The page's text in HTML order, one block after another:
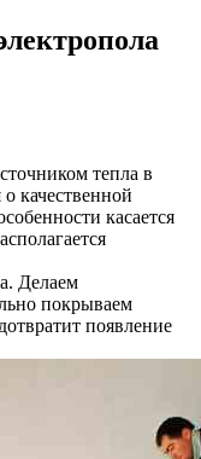
тепла в
качественной
касается
Делаем
покрываем
появление